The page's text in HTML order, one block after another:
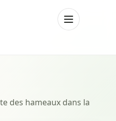
Menu
des hameaux dans la